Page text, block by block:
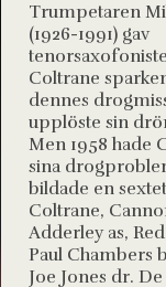
Trumpetaren
(1926-1991) gav
Coltrane
dennes
upplöste sin
Men 1958 hade
sina
bildade en
Coltrane,
Adderley as,
Paul Chambers
Joe Jones dr.